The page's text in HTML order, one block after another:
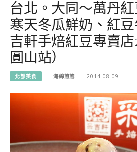
台北。大同～萬丹紅
寒天冬瓜鮮奶、紅
吉軒手焙紅豆專賣
圓山站）
北部美食 海綿飽飽 2014-08-09